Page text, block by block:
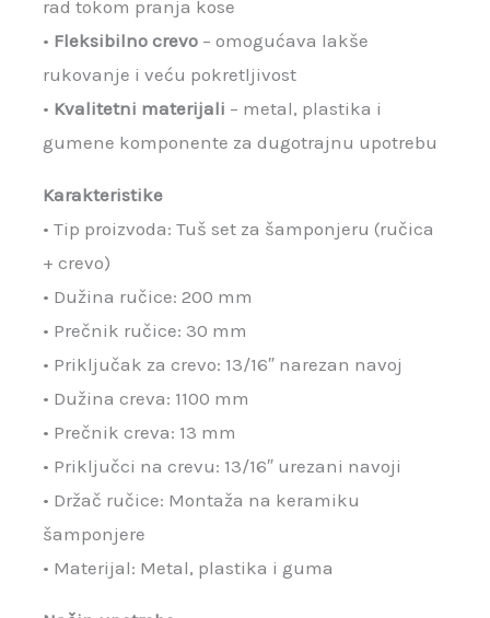
rad tokom pranja kose
• Fleksibilno crevo – omogućava lakše
rukovanje i veću pokretljivost
• Kvalitetni materijali – metal, plastika i
gumene komponente za dugotrajnu upotrebu
Karakteristike
• Tip proizvoda: Tuš set za šamponjeru (ručica
+ crevo)
• Dužina ručice: 200 mm
• Prečnik ručice: 30 mm
• Priključak za crevo: 13/16″ narezan navoj
• Dužina creva: 1100 mm
• Prečnik creva: 13 mm
• Priključci na crevu: 13/16″ urezani navoji
• Držač ručice: Montaža na keramiku
šamponjere
• Materijal: Metal, plastika i guma